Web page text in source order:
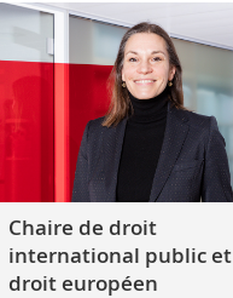
Chaire de droit
international public et
droit européen